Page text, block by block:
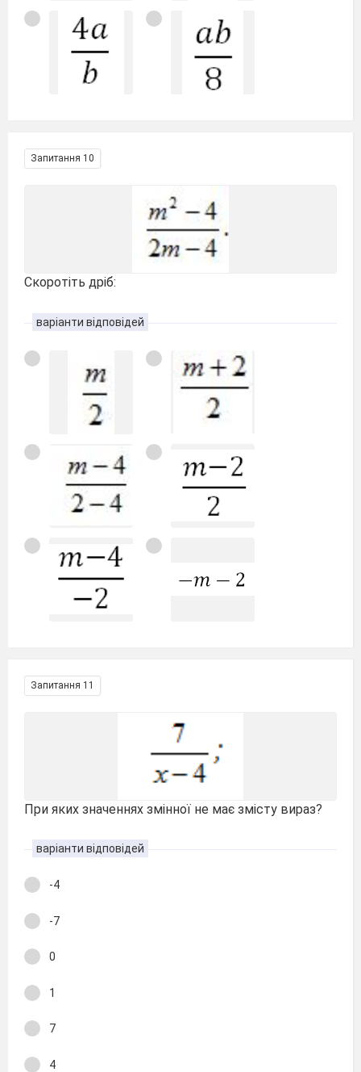
Запитання 10
Скоротіть дріб:
варіанти відповідей
Запитання 11
При яких значеннях змінної не має змісту вираз?
варіанти відповідей
-4
-7
0
1
7
4